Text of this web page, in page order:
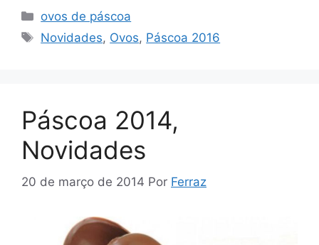
Categorias
ovos de páscoa
Tags
Novidades, Ovos, Páscoa 2016
Páscoa 2014,
Novidades
20 de março de 2014 Por Ferraz